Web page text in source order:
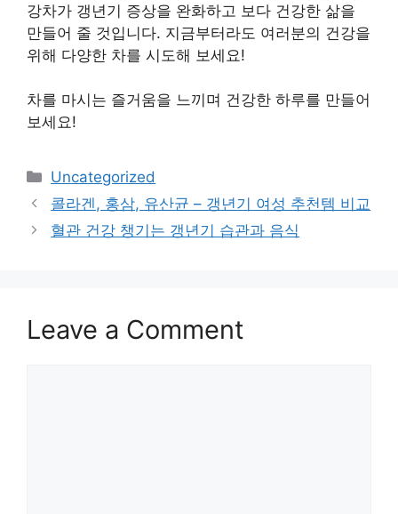
강차가 갱년기 증상을 완화하고 보다 건강한 삶을
만들어 줄 것입니다. 지금부터라도 여러분의 건강을
위해 다양한 차를 시도해 보세요!
차를 마시는 즐거움을 느끼며 건강한 하루를 만들어
보세요!
Categories
Uncategorized
콜라겐, 홍삼, 유산균 – 갱년기 여성 추천템 비교
혈관 건강 챙기는 갱년기 습관과 음식
Leave a Comment